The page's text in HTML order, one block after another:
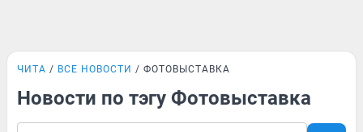
ЧИТА ВСЕ НОВОСТИ ФОТОВЫСТАВКА
Новости по тэгу Фотовыставка